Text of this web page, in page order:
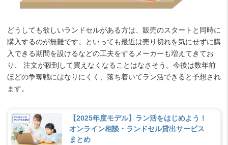
どうしても欲しいランドセルがある方は、販売のスタートと同時に
購入するのが無難です。といっても最近は売り切れを気にせずに購
入できる期間を設けるなどの工夫をするメーカーも増えてきてお
り、 注文が殺到して買えなくなることはなさそう。今後は数年前
ほどの争奪戦にはなりにくく、落ち着いてラン活できると予想され
ます。
【2025年度モデル】ラン活をはじめよう！
オンライン相談・ランドセル貸出サービス
まとめ